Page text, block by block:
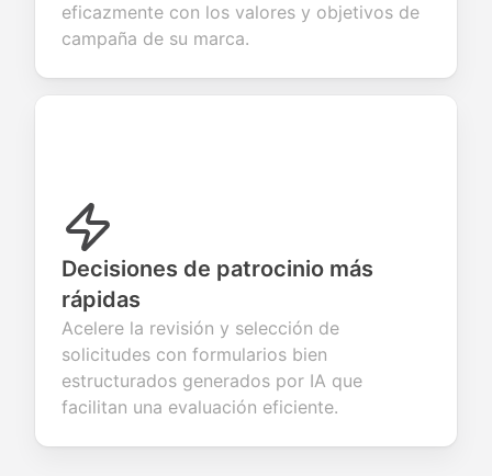
eficazmente con los valores y objetivos de
campaña de su marca.
Decisiones de patrocinio más
rápidas
Acelere la revisión y selección de
solicitudes con formularios bien
estructurados generados por IA que
facilitan una evaluación eficiente.